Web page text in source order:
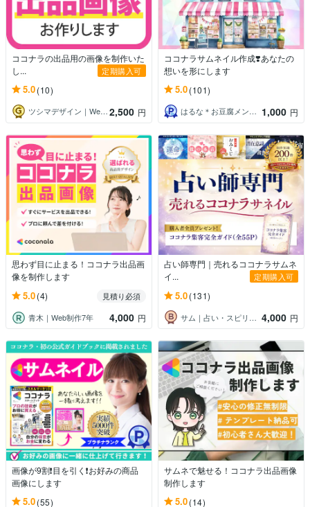
ココナラの出品用の画像を制作いた
し...
定期購入可
5.0(10)
ツシマデザイン｜Web画像の制作2,500 円
ココナラサムネイル作成❣️あなたの
想いを形にします
5.0(101)
はるな＊お豆腐メンタルさんの味方 1,000 円
思わず目に止まる！ココナラ出品画
像を制作します
5.0(4)
見積り必須
青木｜Web制作7年
4,000 円
占い師専門｜売れるココナラサムネ
イ...
定期購入可
5.0(131)
サム｜占い・スピリチュアル専門クリエイタ 4,000 円
画像が9割❗️目を引く❗️お好みの商品
画像にします
5.0(55)
サムネで魅せる！ココナラ出品画像
制作します
5.0(14)